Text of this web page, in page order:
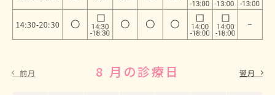
前月 8 月の診療日
9 月の診療日 翌月